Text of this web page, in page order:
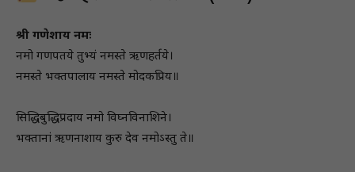
श्री गणेशाय नमः
नमो गणपतये तुभ्यं नमस्ते ऋणहर्तये।
नमस्ते भक्तपालाय नमस्ते मोदकप्रिय॥
सिद्धिबुद्धिप्रदाय नमो विघ्नविनाशिने।
भक्तानां ऋणनाशाय कुरु देव नमोऽस्तु ते॥